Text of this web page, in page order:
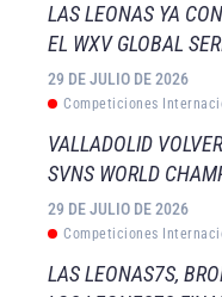
LAS LEONAS YA
EL WXV GLOBAL
29 DE JULIO DE 2026
Competiciones
VALLADOLID
SVNS WORLD
29 DE JULIO DE 2026
Competiciones
LAS LEONAS7S,